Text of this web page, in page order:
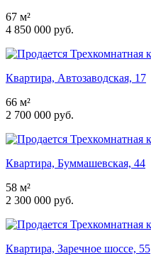
67 м²
4 850 000 руб.
Квартира, Автозаводская, 17
66 м²
2 700 000 руб.
Квартира, Буммашевская, 44
58 м²
2 300 000 руб.
Квартира, Заречное шоссе, 55